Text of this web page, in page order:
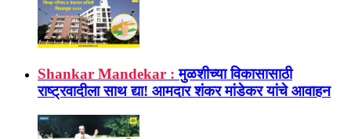
Shankar Mandekar : मुळशीच्या विकासासाठी
राष्ट्रवादीला साथ द्या! आमदार शंकर मांडेकर यांचे आवाहन